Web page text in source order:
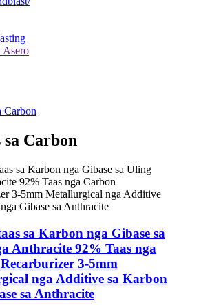
Carbon
Carbon
sa Karbon nga Gibase sa
Anthracite 92% Taas nga
3-5mm
nga Additive sa Karbon
sa Anthracite